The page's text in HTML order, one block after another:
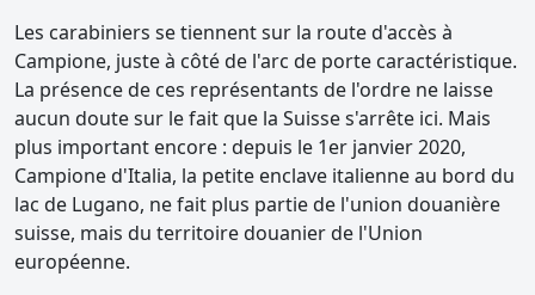
Les carabiniers se tiennent sur la route d'accès à
Campione, juste à côté de l'arc de porte caractéristique.
La présence de ces représentants de l'ordre ne laisse
aucun doute sur le fait que la Suisse s'arrête ici. Mais
plus important encore : depuis le 1er janvier 2020,
Campione d'Italia, la petite enclave italienne au bord du
lac de Lugano, ne fait plus partie de l'union douanière
suisse, mais du territoire douanier de l'Union
européenne.